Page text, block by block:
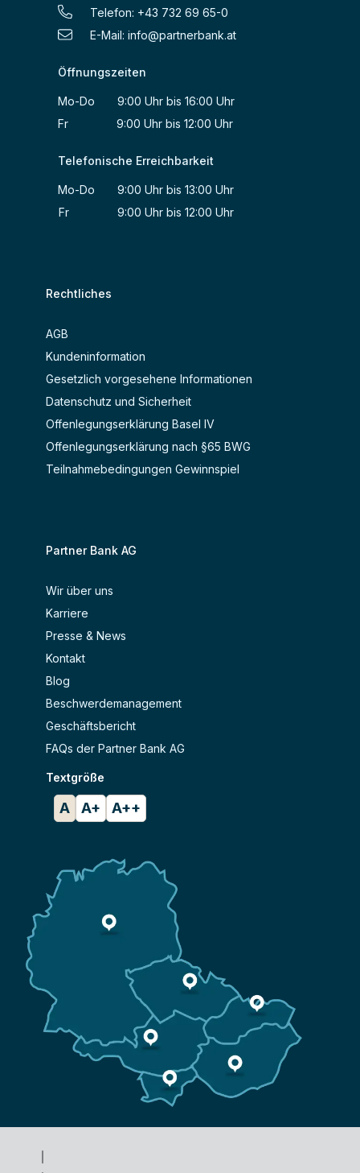
Telefon: +43 732 69 65-0
E-Mail: info@partnerbank.at
Öffnungszeiten
Mo-Do 9:00 Uhr bis 16:00 Uhr
Fr 9:00 Uhr bis 12:00 Uhr
Telefonische Erreichbarkeit
Mo-Do 9:00 Uhr bis 13:00 Uhr
Fr 9:00 Uhr bis 12:00 Uhr
Rechtliches
AGB
Kundeninformation
Gesetzlich vorgesehene Informationen
Datenschutz und Sicherheit
Offenlegungserklärung Basel IV
Offenlegungserklärung nach §65 BWG
Teilnahmebedingungen Gewinnspiel
Partner Bank AG
Wir über uns
Karriere
Presse & News
Kontakt
Blog
Beschwerdemanagement
Geschäftsbericht
FAQs der Partner Bank AG
Textgröße
A A+ A++